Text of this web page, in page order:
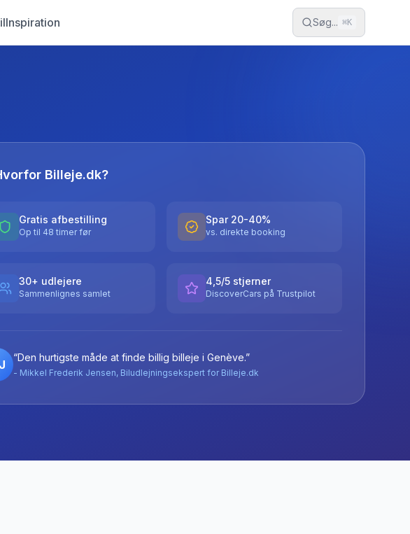
Inspiration Søg... ⌘K
Billeje.dk?
Gratis afbestilling
Op til 48 timer før
Spar 20-40%
vs. direkte booking
30+ udlejere
Sammenlignes samlet
4,5/5 stjerner
DiscoverCars på Trustpilot
“Den hurtigste måde at finde billig billeje i Genève.”
- Mikkel Frederik Jensen, Biludlejningsekspert for Billeje.dk